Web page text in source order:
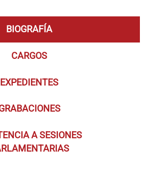
BIOGRAFÍA
CARGOS
EXPEDIENTES
A SESIONES